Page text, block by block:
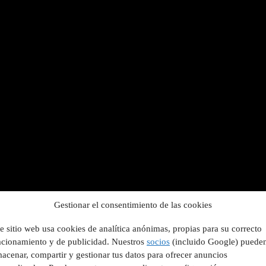
Gestionar el consentimiento de las cookies
sitio web usa cookies de analítica anónimas, propias para su correcto
y de publicidad. Nuestros socios (incluido Google)
compartir y gestionar tus datos para ofrecer anuncios